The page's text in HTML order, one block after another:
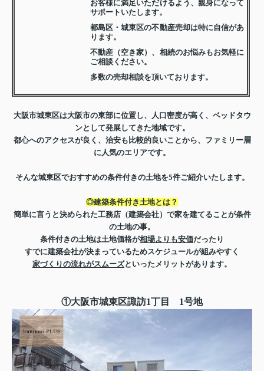
お客様に満足いただけるよう、親身になって
サポートいたします。
都島区・城東区の不動産売却は特に自信があ
ります。
不動産（空き家）、相続のお悩みもお気軽に
ご相談ください。
多数の売却相談を頂いております。
大阪市城東区は大阪市の東部に位置し、人口密度が高く、ベッドタウ
ンとして発展してきた地域です。
都心へのアクセスが良く、治安も比較的良いことから、ファミリー層
に人気のエリアです。
そんな城東区でおすすめの条件付きの土地を5件ご紹介いたします。
◎建築条件付き土地とは？
簡単に言うと決められた工務店（建築会社）で家を建てることが条件
の土地の事。
条件付きの土地は土地価格が相場よりも安価だったり
すでに建築会社が決まっているためスケジュールが組みやすく
家づくりの流れがスムーズといったメリットがあります。
①大阪市城東区諏訪1丁目 1号地